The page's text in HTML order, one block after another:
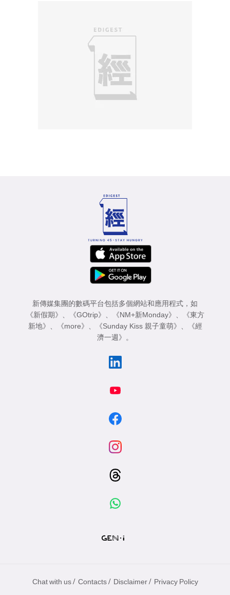
新傳媒集團的數碼平台包括多個網站和應用程式，如
《新假期》
《GOtrip》 《NM+新Monday》
《東方
新地》
《more》 《Sunday Kiss 親子童萌》
《經
濟一週》
。
Chat with us / Contacts / Disclaimer / Privacy Policy